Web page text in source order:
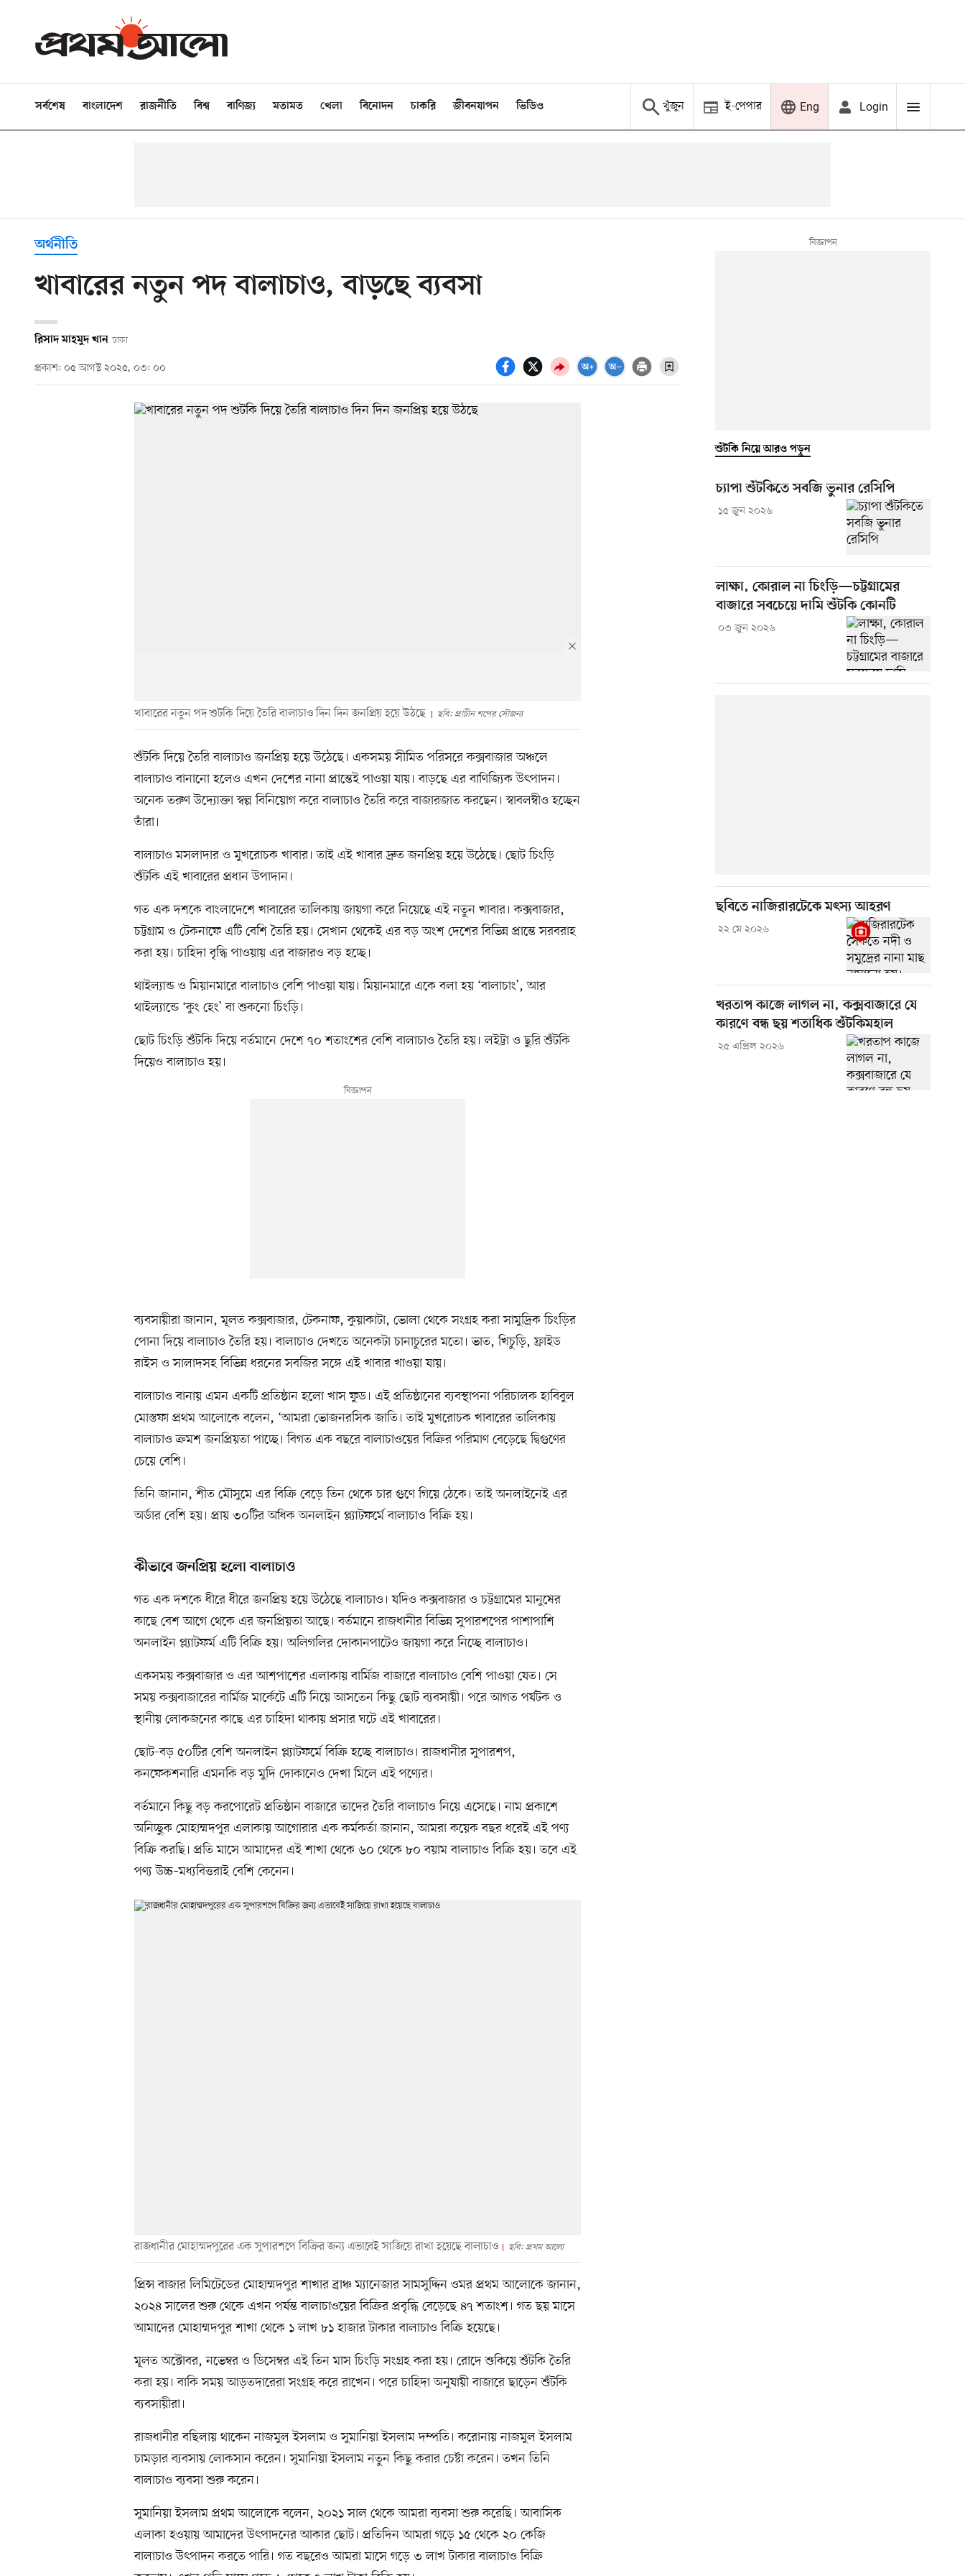
সর্বশেষ বাংলাদেশ রাজনীতি বিশ্ব বাণিজ্য মতামত খেলা বিনোদন চাকরি জীবনযাপন ভিডিও খুঁজুন ই-পেপার Eng Login
অর্থনীতি
খাবারের নতুন পদ বালাচাও, বাড়ছে ব্যবসা
রিসাদ মাহমুদ খান ঢাকা
প্রকাশ: ০৫ আগস্ট ২০২৫, ০৩: ০০
খাবারের নতুন পদ শুটকি দিয়ে তৈরি বালাচাও দিন দিন জনপ্রিয় হয়ে উঠছে ছবি: প্রাচীন শপের সৌজন্য
শুঁটকি দিয়ে তৈরি বালাচাও জনপ্রিয় হয়ে উঠেছে। একসময় সীমিত পরিসরে কক্সবাজার অঞ্চলে
বালাচাও বানানো হলেও এখন দেশের নানা প্রান্তেই পাওয়া যায়। বাড়ছে এর বাণিজ্যিক উৎপাদন।
অনেক তরুণ উদ্যোক্তা স্বল্প বিনিয়োগ করে বালাচাও তৈরি করে বাজারজাত করছেন। স্বাবলম্বীও হচ্ছেন
তাঁরা।
বালাচাও মসলাদার ও মুখরোচক খাবার। তাই এই খাবার দ্রুত জনপ্রিয় হয়ে উঠেছে। ছোট চিংড়ি
শুঁটকি এই খাবারের প্রধান উপাদান।
গত এক দশকে বাংলাদেশে খাবারের তালিকায় জায়গা করে নিয়েছে এই নতুন খাবার। কক্সবাজার,
চট্টগ্রাম ও টেকনাফে এটি বেশি তৈরি হয়। সেখান থেকেই এর বড় অংশ দেশের বিভিন্ন প্রান্তে সরবরাহ
করা হয়। চাহিদা বৃদ্ধি পাওয়ায় এর বাজারও বড় হচ্ছে।
থাইল্যান্ড ও মিয়ানমারে বালাচাও বেশি পাওয়া যায়। মিয়ানমারে একে বলা হয় ‘বালাচাং’, আর
থাইল্যান্ডে ‘কুং হেং’ বা শুকনো চিংড়ি।
ছোট চিংড়ি শুঁটকি দিয়ে বর্তমানে দেশে ৭০ শতাংশের বেশি বালাচাও তৈরি হয়। লইট্টা ও ছুরি শুঁটকি
দিয়েও বালাচাও হয়।
ব্যবসায়ীরা জানান, মূলত কক্সবাজার, টেকনাফ, কুয়াকাটা, ভোলা থেকে সংগ্রহ করা সামুদ্রিক চিংড়ির
পোনা দিয়ে বালাচাও তৈরি হয়। বালাচাও দেখতে অনেকটা চানাচুরের মতো। ভাত, খিচুড়ি, ফ্রাইড
রাইস ও সালাদসহ বিভিন্ন ধরনের সবজির সঙ্গে এই খাবার খাওয়া যায়।
বালাচাও বানায় এমন একটি প্রতিষ্ঠান হলো খাস ফুড। এই প্রতিষ্ঠানের ব্যবস্থাপনা পরিচালক হাবিবুল
মোস্তফা প্রথম আলোকে বলেন, ‘আমরা ভোজনরসিক জাতি। তাই মুখরোচক খাবারের তালিকায়
বালাচাও ক্রমশ জনপ্রিয়তা পাচ্ছে। বিগত এক বছরে বালাচাওয়ের বিক্রির পরিমাণ বেড়েছে দ্বিগুণের
চেয়ে বেশি।
তিনি জানান, শীত মৌসুমে এর বিক্রি বেড়ে তিন থেকে চার গুণে গিয়ে ঠেকে। তাই অনলাইনেই এর
অর্ডার বেশি হয়। প্রায় ৩০টির অধিক অনলাইন প্ল্যাটফর্মে বালাচাও বিক্রি হয়।
কীভাবে জনপ্রিয় হলো বালাচাও
গত এক দশকে ধীরে ধীরে জনপ্রিয় হয়ে উঠেছে বালাচাও। যদিও কক্সবাজার ও চট্টগ্রামের মানুষের
কাছে বেশ আগে থেকে এর জনপ্রিয়তা আছে। বর্তমানে রাজধানীর বিভিন্ন সুপারশপের পাশাপাশি
অনলাইন প্ল্যাটফর্ম এটি বিক্রি হয়। অলিগলির দোকানপাটেও জায়গা করে নিচ্ছে বালাচাও।
একসময় কক্সবাজার ও এর আশপাশের এলাকায় বার্মিজ বাজারে বালাচাও বেশি পাওয়া যেত। সে
সময় কক্সবাজারের বার্মিজ মার্কেটে এটি নিয়ে আসতেন কিছু ছোট ব্যবসায়ী। পরে আগত পর্যটক ও
স্থানীয় লোকজনের কাছে এর চাহিদা থাকায় প্রসার ঘটে এই খাবারের।
ছোট-বড় ৫০টির বেশি অনলাইন প্ল্যাটফর্মে বিক্রি হচ্ছে বালাচাও। রাজধানীর সুপারশপ,
কনফেকশনারি এমনকি বড় মুদি দোকানেও দেখা মিলে এই পণ্যের।
বর্তমানে কিছু বড় করপোরেট প্রতিষ্ঠান বাজারে তাদের তৈরি বালাচাও নিয়ে এসেছে। নাম প্রকাশে
অনিচ্ছুক মোহাম্মদপুর এলাকায় আগোরার এক কর্মকর্তা জানান, আমরা কয়েক বছর ধরেই এই পণ্য
বিক্রি করছি। প্রতি মাসে আমাদের এই শাখা থেকে ৬০ থেকে ৮০ বয়াম বালাচাও বিক্রি হয়। তবে এই
পণ্য উচ্চ–মধ্যবিত্তরাই বেশি কেনেন।
রাজধানীর মোহাম্মদপুরের এক সুপারশপে বিক্রির জন্য এভাবেই সাজিয়ে রাখা হয়েছে বালাচাও ছবি: প্রথম আলো
প্রিন্স বাজার লিমিটেডের মোহাম্মদপুর শাখার ব্রাঞ্চ ম্যানেজার সামসুদ্দিন ওমর প্রথম আলোকে জানান,
২০২৪ সালের শুরু থেকে এখন পর্যন্ত বালাচাওয়ের বিক্রির প্রবৃদ্ধি বেড়েছে ৪৭ শতাংশ। গত ছয় মাসে
আমাদের মোহাম্মদপুর শাখা থেকে ১ লাখ ৮১ হাজার টাকার বালাচাও বিক্রি হয়েছে।
মূলত অক্টোবর, নভেম্বর ও ডিসেম্বর এই তিন মাস চিংড়ি সংগ্রহ করা হয়। রোদে শুকিয়ে শুঁটকি তৈরি
করা হয়। বাকি সময় আড়তদারেরা সংগ্রহ করে রাখেন। পরে চাহিদা অনুযায়ী বাজারে ছাড়েন শুঁটকি
ব্যবসায়ীরা।
রাজধানীর বছিলায় থাকেন নাজমুল ইসলাম ও সুমানিয়া ইসলাম দম্পতি। করোনায় নাজমুল ইসলাম
চামড়ার ব্যবসায় লোকসান করেন। সুমানিয়া ইসলাম নতুন কিছু করার চেষ্টা করেন। তখন তিনি
বালাচাও ব্যবসা শুরু করেন।
সুমানিয়া ইসলাম প্রথম আলোকে বলেন, ২০২১ সাল থেকে আমরা ব্যবসা শুরু করেছি। আবাসিক
এলাকা হওয়ায় আমাদের উৎপাদনের আকার ছোট। প্রতিদিন আমরা গড়ে ১৫ থেকে ২০ কেজি
বালাচাও উৎপাদন করতে পারি। গত বছরেও আমরা মাসে গড়ে ৩ লাখ টাকার বালাচাও বিক্রি
শুঁটকি নিয়ে আরও পড়ুন
চ্যাপা শুঁটকিতে সবজি ভুনার রেসিপি
১৫ জুন ২০২৬
লাক্ষা, কোরাল না চিংড়ি—চট্টগ্রামের
বাজারে সবচেয়ে দামি শুঁটকি কোনটি
০৩ জুন ২০২৬
ছবিতে নাজিরারটেকে মৎস্য আহরণ
২২ মে ২০২৬
খরতাপ কাজে লাগল না, কক্সবাজারে যে
কারণে বন্ধ ছয় শতাধিক শুঁটকিমহাল
২৫ এপ্রিল ২০২৬